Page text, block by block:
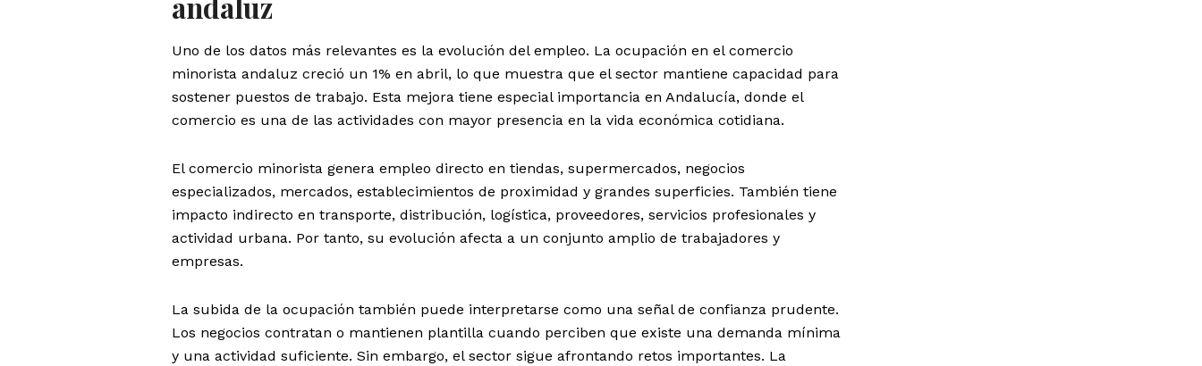
Uno de los datos más relevantes es la evolución del empleo. La ocupación en el comercio
minorista andaluz creció un 1% en abril, lo que muestra que el sector mantiene capacidad para
sostener puestos de trabajo. Esta mejora tiene especial importancia en Andalucía, donde el
comercio es una de las actividades con mayor presencia en la vida económica cotidiana.
El comercio minorista genera empleo directo en tiendas, supermercados, negocios
especializados, mercados, establecimientos de proximidad y grandes superficies. También tiene
impacto indirecto en transporte, distribución, logística, proveedores, servicios profesionales y
actividad urbana. Por tanto, su evolución afecta a un conjunto amplio de trabajadores y
empresas.
La subida de la ocupación también puede interpretarse como una señal de confianza prudente.
Los negocios contratan o mantienen plantilla cuando perciben que existe una demanda mínima
y una actividad suficiente. Sin embargo, el sector sigue afrontando retos importantes. La